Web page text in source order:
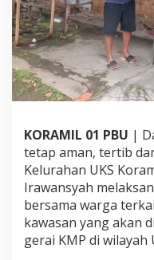
a
n
s
y
a
h
K
a
l
K
o
o
r
d
i
KORAMIL 01 PBU |
tetap aman, tertib
Kelurahan UKS
Irawansyah
bersama warga
kawasan yang akan
gerai KMP di wilayah